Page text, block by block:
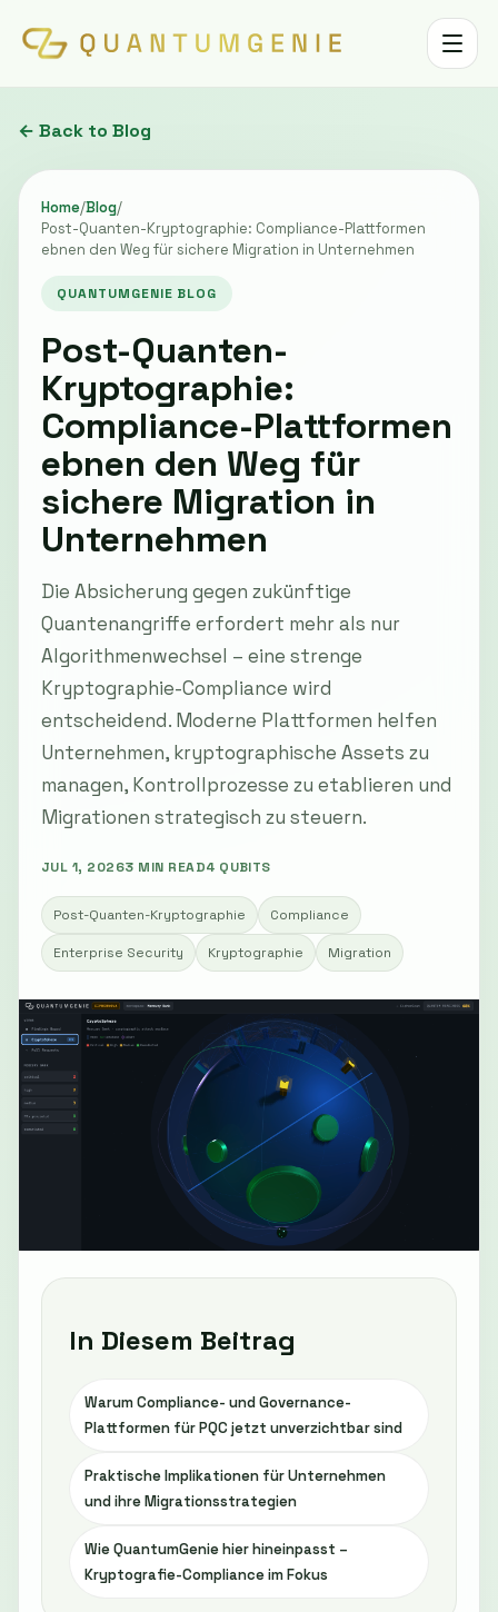
Toggle
← Back to Blog
Home/Blog/
Post-Quanten-Kryptographie: Compliance-Plattformen
ebnen den Weg für sichere Migration in Unternehmen
QUANTUMGENIE BLOG
Post-Quanten-
Kryptographie:
Compliance-Plattformen
ebnen den Weg für
sichere Migration in
Unternehmen
Die Absicherung gegen zukünftige
Quantenangriffe erfordert mehr als nur
Algorithmenwechsel – eine strenge
Kryptographie-Compliance wird
entscheidend. Moderne Plattformen helfen
Unternehmen, kryptographische Assets zu
managen, Kontrollprozesse zu etablieren und
Migrationen strategisch zu steuern.
JUL 1, 20263 MIN READ4 QUBITS
Post-Quanten-Kryptographie Compliance
Enterprise Security Kryptographie Migration
In Diesem Beitrag
Warum Compliance- und Governance-
Plattformen für PQC jetzt unverzichtbar sind
Praktische Implikationen für Unternehmen
und ihre Migrationsstrategien
Wie QuantumGenie hier hineinpasst –
Kryptografie-Compliance im Fokus